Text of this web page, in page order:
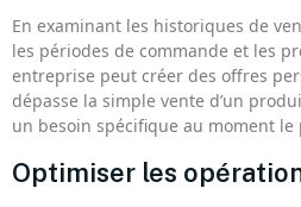
En examinant les historiques de
les périodes de commande et les
entreprise peut créer des offres
dépasse la simple vente d’un
un besoin spécifique au moment
Optimiser les